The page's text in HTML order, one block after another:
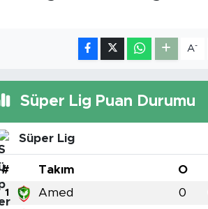
A-
Süper Lig Puan Durumu
Süper Lig
# Takım O
1 Amed 0